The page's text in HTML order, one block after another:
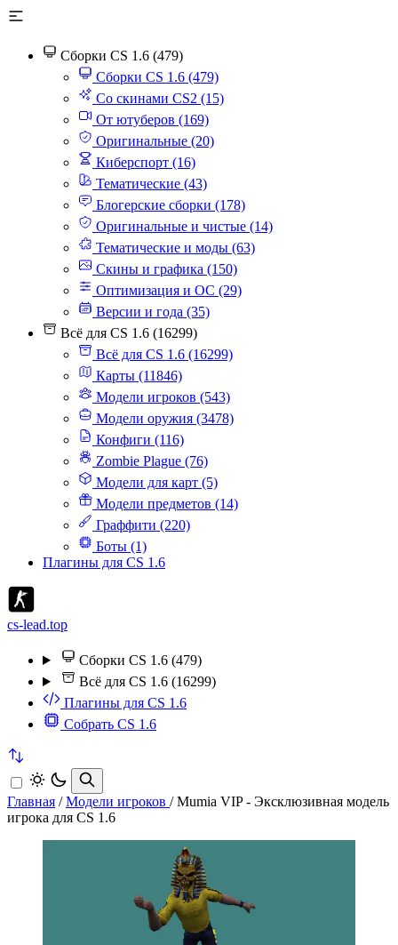
Сборки CS 1.6 (479)
Сборки CS 1.6 (479)
Со скинами CS2 (15)
От ютуберов (169)
Оригинальные (20)
Киберспорт (16)
Тематические (43)
Блогерские сборки (178)
Оригинальные и чистые (14)
Тематические и моды (63)
Скины и графика (150)
Оптимизация и ОС (29)
Версии и года (35)
Всё для CS 1.6 (16299)
Всё для CS 1.6 (16299)
Карты (11846)
Модели игроков (543)
Модели оружия (3478)
Конфиги (116)
Zombie Plague (76)
Модели для карт (5)
Модели предметов (14)
Граффити (220)
Боты (1)
Плагины для CS 1.6
cs-lead.top
Сборки CS 1.6 (479)
Всё для CS 1.6 (16299)
Плагины для CS 1.6
Собрать CS 1.6
Главная / Модели игроков / Mumia VIP - Эксклюзивная модель
игрока для CS 1.6